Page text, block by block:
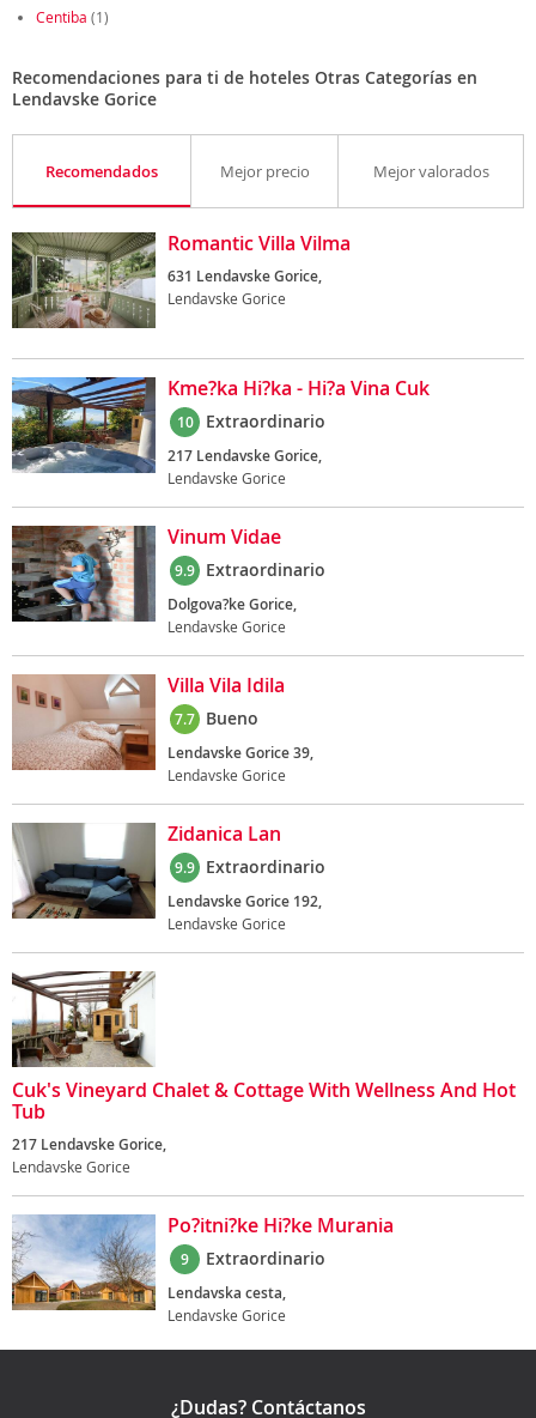
Centiba (1)
Recomendaciones para ti de hoteles Otras Categorías en
Lendavske Gorice
Recomendados Mejor precio Mejor valorados
Romantic Villa Vilma
631 Lendavske Gorice,
Lendavske Gorice
Kme?ka Hi?ka - Hi?a Vina Cuk
10 Extraordinario
217 Lendavske Gorice,
Lendavske Gorice
Vinum Vidae
9.9 Extraordinario
Dolgova?ke Gorice,
Lendavske Gorice
Villa Vila Idila
7.7 Bueno
Lendavske Gorice 39,
Lendavske Gorice
Zidanica Lan
9.9 Extraordinario
Lendavske Gorice 192,
Lendavske Gorice
Cuk's Vineyard Chalet & Cottage With Wellness And Hot
Tub
217 Lendavske Gorice,
Lendavske Gorice
Po?itni?ke Hi?ke Murania
9 Extraordinario
Lendavska cesta,
Lendavske Gorice
¿Dudas? Contáctanos